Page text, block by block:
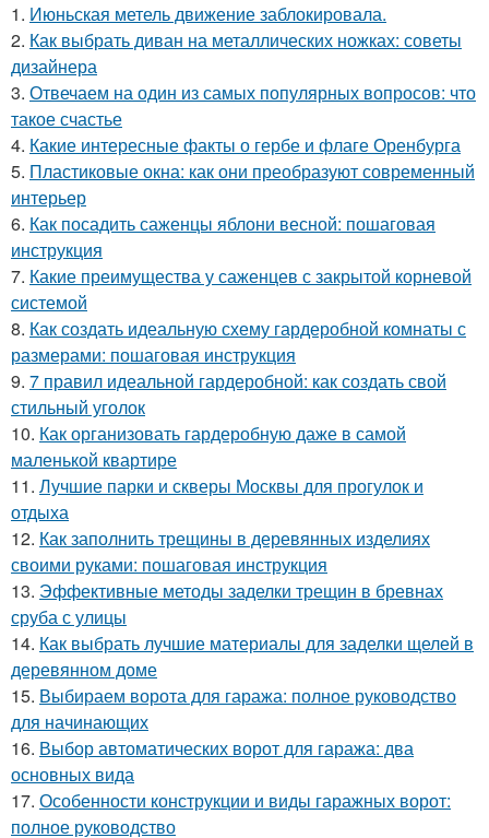
1. Июньская метель движение заблокировала.
2. Как выбрать диван на металлических ножках: советы
дизайнера
3. Отвечаем на один из самых популярных вопросов: что
такое счастье
4. Какие интересные факты о гербе и флаге Оренбурга
5. Пластиковые окна: как они преобразуют современный
интерьер
6. Как посадить саженцы яблони весной: пошаговая
инструкция
7. Какие преимущества у саженцев с закрытой корневой
системой
8. Как создать идеальную схему гардеробной комнаты с
размерами: пошаговая инструкция
9. 7 правил идеальной гардеробной: как создать свой
стильный уголок
10. Как организовать гардеробную даже в самой
маленькой квартире
11. Лучшие парки и скверы Москвы для прогулок и
отдыха
12. Как заполнить трещины в деревянных изделиях
своими руками: пошаговая инструкция
13. Эффективные методы заделки трещин в бревнах
сруба с улицы
14. Как выбрать лучшие материалы для заделки щелей в
деревянном доме
15. Выбираем ворота для гаража: полное руководство
для начинающих
16. Выбор автоматических ворот для гаража: два
основных вида
17. Особенности конструкции и виды гаражных ворот:
полное руководство